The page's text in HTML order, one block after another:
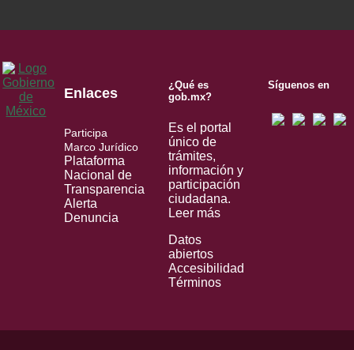
Enlaces
Participa
Marco Jurídico
Plataforma
Nacional de
Transparencia
Alerta
Denuncia
¿Qué es
gob.mx?
Es el portal
único de
trámites,
información y
participación
ciudadana.
Leer más
Datos
abiertos
Accesibilidad
Términos
Síguenos en